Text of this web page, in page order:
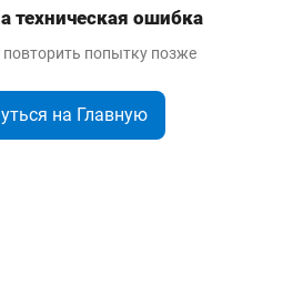
техническая ошибка
повторить попытку позже
на Главную